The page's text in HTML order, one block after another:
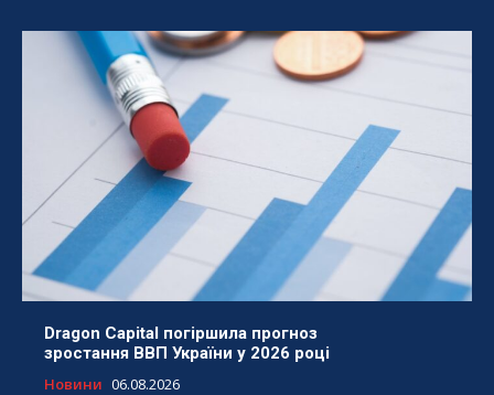
Dragon Capital погіршила прогноз
зростання ВВП України у 2026 році
Новини 06.08.2026